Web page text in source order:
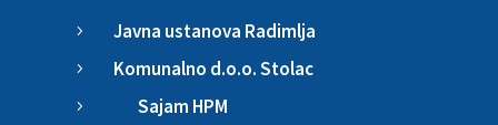
5 Javna ustanova Radimlja
5 Komunalno d.o.o. Stolac
5 Sajam HPM